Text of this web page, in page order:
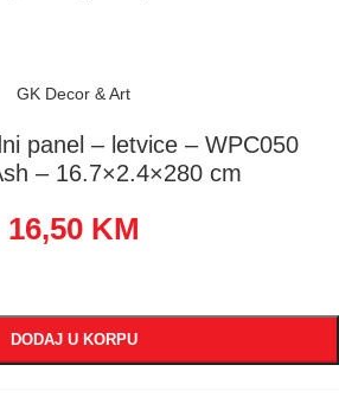
GK Decor & Art
panel – letvice – WPC050
– 16.7×2.4×280 cm
16,50 KM
DODAJ U KORPU